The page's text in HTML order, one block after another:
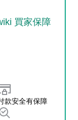
買家保障
款安全有保障